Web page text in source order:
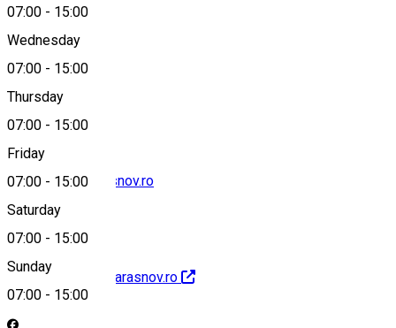
07:00 - 15:00
Wednesday
07:00 - 15:00
Thursday
07:00 - 15:00
Friday
07:00 - 15:00
Saturday
07:00 - 15:00
Sunday
07:00 - 15:00
office@pecailarasnov.ro
http://www.pecailarasnov.ro